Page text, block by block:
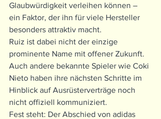
Glaubwürdigkeit verleihen können –
ein Faktor, der ihn für viele Hersteller
besonders attraktiv macht.
Ruiz ist dabei nicht der einzige
prominente Name mit offener Zukunft.
Auch andere bekannte Spieler wie Coki
Nieto haben ihre nächsten Schritte im
Hinblick auf Ausrüsterverträge noch
nicht offiziell kommuniziert.
Fest steht: Der Abschied von adidas